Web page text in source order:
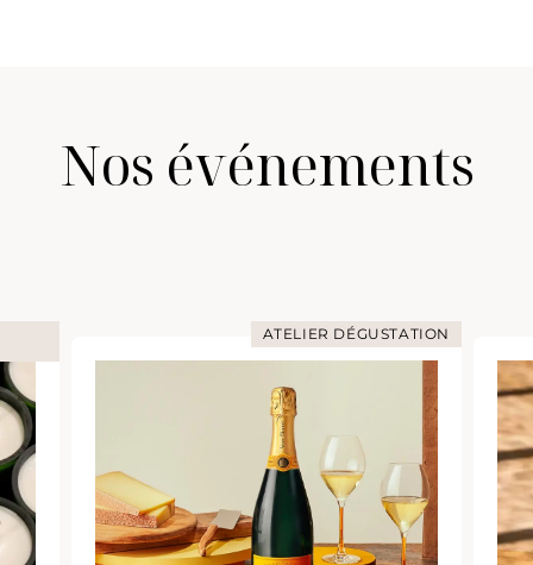
Nos événements
ATELIER DÉGUSTATION